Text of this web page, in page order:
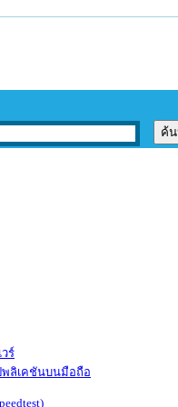
ร์
พลิเคชันบนมือถือ